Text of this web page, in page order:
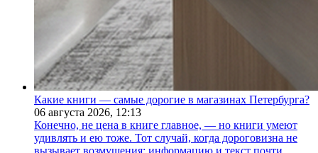
Какие книги — самые дорогие в магазинах Петербурга?
06 августа 2026, 12:13
Конечно, не цена в книге главное, — но книги умеют
удивлять и ею тоже. Тот случай, когда дороговизна не
вызывает возмущения: информацию и текст почти